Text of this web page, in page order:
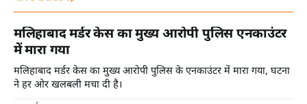
मलिहाबाद मर्डर केस का मुख्य आरोपी पुलिस एनकाउंटर
में मारा गया
मलिहाबाद मर्डर केस का मुख्य आरोपी पुलिस के एनकाउंटर में मारा गया, घटना
ने हर ओर खलबली मचा दी है।